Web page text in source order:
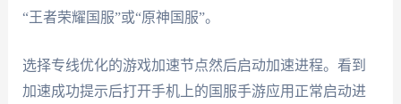
“王者荣耀国服”或“原神国服”。
选择专线优化的游戏加速节点然后启动加速进程。看到
加速成功提示后打开手机上的国服手游应用正常启动进